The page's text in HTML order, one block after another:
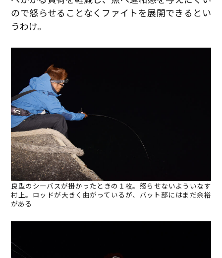
ので怒らせることなくファイトを展開できるとい
うわけ。
良型のシーバスが掛かったときの１枚。怒らせないよういなす
村上。ロッドが大きく曲がっているが、バット部にはまだ余裕
がある